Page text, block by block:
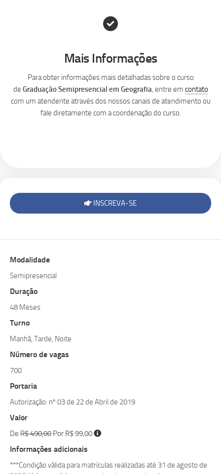
Mais Informações
Para obter informações mais detalhadas sobre o curso
de Graduação Semipresencial em Geografia, entre em contato
com um atendente através dos nossos canais de atendimento ou
fale diretamente com a coordenação do curso.
INSCREVA-SE
Modalidade
Semipresencial
Duração
48 Meses
Turno
Manhã, Tarde, Noite
Número de vagas
700
Portaria
Autorização: nº 03 de 22 de Abril de 2019
Valor
De R$ 490,00 Por R$ 99,00
Informações adicionais
***Condição válida para matrículas realizadas até 31 de agosto de